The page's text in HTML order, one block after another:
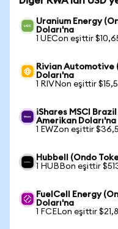
Uranium Energy
Doları'na
1 UECon eşittir
Rivian Automotive
Doları'na
1 RIVNon eşittir
iShares MSCI
Amerikan Doları'na
1 EWZon eşittir
Hubbell (Ondo
1 HUBBon eşittir
FuelCell Energy
Doları'na
1 FCELon eşittir